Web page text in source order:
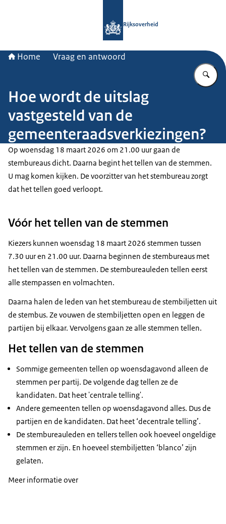
Rijksoverheid
Home Vraag en antwoord
Hoe wordt de uitslag
vastgesteld van de
gemeenteraadsverkiezingen?
Op woensdag 18 maart 2026 om 21.00 uur gaan de
stembureaus dicht. Daarna begint het tellen van de stemmen.
U mag komen kijken. De voorzitter van het stembureau zorgt
dat het tellen goed verloopt.
Vóór het tellen van de stemmen
Kiezers kunnen woensdag 18 maart 2026 stemmen tussen
7.30 uur en 21.00 uur. Daarna beginnen de stembureaus met
het tellen van de stemmen. De stembureauleden tellen eerst
alle stempassen en volmachten.
Daarna halen de leden van het stembureau de stembiljetten uit
de stembus. Ze vouwen de stembiljetten open en leggen de
partijen bij elkaar. Vervolgens gaan ze alle stemmen tellen.
Het tellen van de stemmen
Sommige gemeenten tellen op woensdagavond alleen de
stemmen per partij. De volgende dag tellen ze de
kandidaten. Dat heet 'centrale telling'.
Andere gemeenten tellen op woensdagavond alles. Dus de
partijen en de kandidaten. Dat heet ‘decentrale telling’.
De stembureauleden en tellers tellen ook hoeveel ongeldige
stemmen er zijn. En hoeveel stembiljetten ‘blanco’ zijn
gelaten.
Meer informatie over